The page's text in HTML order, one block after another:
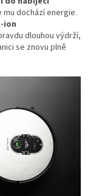
dochází energie.
ion
dlouhou výdrží,
se znovu plně